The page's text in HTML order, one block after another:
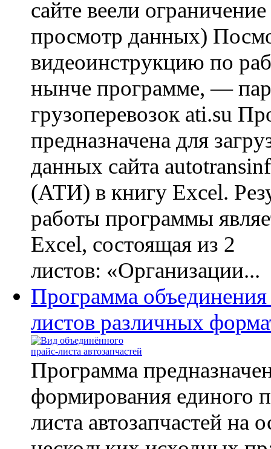
сайте веели
просмотр данных)
видеоинструкцию по
нынче программе, —
грузоперевозок ati.su
предназначена для
данных сайта
(АТИ) в книгу Excel.
работы программы
Excel, состоящая из 2
листов: «Организации...
Программа
листов различных
Программа
формирования единого
листа автозапчастей на